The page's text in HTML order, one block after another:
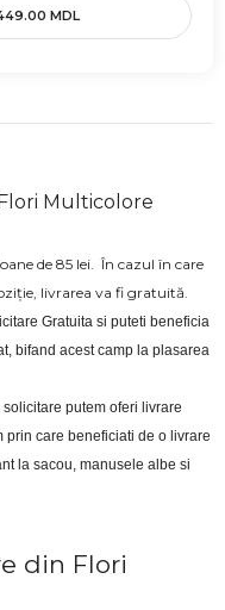
MDL
Multicolore
de 85 lei. În cazul în care
livrarea va fi gratuită.
Gratuita si puteti beneficia
bifand acest camp la plasarea
putem oferi livrare
care beneficiati de o livrare
la sacou, manusele albe si
din Flori